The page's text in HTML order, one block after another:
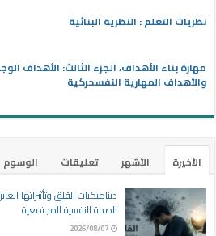
نظريات التعلم : النظرية البنائية
مهارة بناء الأهداف، الجزء الثالث: الأهداف
والأهداف المهارية النفسحركية
الأخيرة الأشهر تعليقات
الوسوم
ديناميكيات القلق وتأثيراتها
الصحة النفسية المجتمعية
2026/08/07